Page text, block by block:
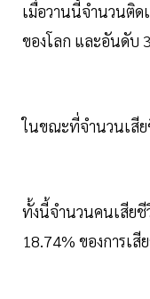
เมื่อวานนี้จำนวนติด
ของโลก และอันดับ
ในขณะที่จำนวนเสีย
ทั้งนี้จำนวนคนเสีย
18.74% ของการเ